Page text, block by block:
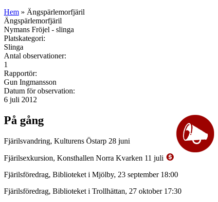
Hem » Ängspärlemorfjäril
Ängspärlemorfjäril
Nymans Fröjel - slinga
Platskategori:
Slinga
Antal observationer:
1
Rapportör:
Gun Ingmansson
Datum för observation:
6 juli 2012
På gång
Fjärilsvandring, Kulturens Östarp 28 juni
Fjärilsexkursion, Konsthallen Norra Kvarken 11 juli
Fjärilsföredrag, Biblioteket i Mjölby, 23 september 18:00
Fjärilsföredrag, Biblioteket i Trollhättan, 27 oktober 17:30